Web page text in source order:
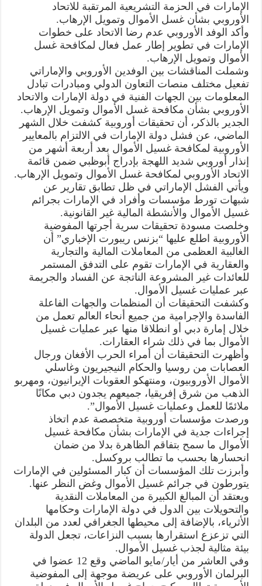
الإمارات في الحزمة التشريعية المرتقبة للاتحاد
الأوروبي بشأن غسل الأموال وتمويل الإرهاب.
وأكد الوفد الأوروبي عدم رضا الاتحاد على خطوات
الإمارات في تطوير إطار عمل فعال لمكافحة غسل
الأموال وتمويل الإرهاب.
وشملت المناقشات بين الوفدين الأوروبي والإماراتي
تفعيل مختلف منصات التعاون الدولي ومبادرات تبادل
المعلومات بين الجهات الفنية في دولة الإمارات والاتحاد
الأوروبي بشأن مكافحة غسل الأموال وتمويل الإرهاب.
الجدير بالذكر، أن تحقيقات أوروبية كشفت خلال الشهر
الماضي، عن فشل دولة الإمارات في الالتزام بالمعايير
الأوروبية لمكافحة غسيل الأموال بعد أربعة أشهر من
إنذار أوروبي شديد اللهجة بإدراج أبوظبي ضمن قائمة
الاتحاد الأوروبي لمكافحة غسل الأموال وتمويل الإرهاب.
ويأتي الفشل الإماراتي في ظل تطابق تقارير عن
شبهات تورط مؤسسات وأفراد في الإمارات بجرائم
غسيل الأموال والأنشطة المالية غير القانونية.
وخلصت مسودة تحقيقات سرية أجرتها المفوضية
الأوروبية اطلع عليها “بزنس ريبورت الإخباري” أن
الغالبية العظمى من المعاملات المالية والتجارية
والعقارية في الإمارات تقوم على التدفق المستمر
للعائدات غير المشروعة الناتجة عن الفساد والجريمة
عبر عمليات غسيل الأموال.
وكشفت التحقيقات أن المنظمات والجهات الفاعلة
الفاسدة والإجرامية من جميع أنحاء العالم تعمل من
خلال إمارة دبي أو انطلاقا منها عبر عمليات غسيل
الأموال بما في ذلك شراء العقارات.
وأظهرت التحقيقات أن أمراء الحرب الأفغان ورجال
العصابات من روسيا والحكام النيجيريون وغاسلي
الأموال الأوروبيون، ومنتهكو العقوبات الإيرانيون، ومهربو
الذهب من شرق إفريقيا، جميعهم يجدون دبي مكانًا
ملائمًا للعمل وعمليات غسيل الأموال”.
ورصدت مؤسسات أوروبية متخصصة عدم اتخاذ
إجراءات جدية في الإمارات بشأن مكافحة غسيل
الأموال ما سمح بتفاقم الظاهرة بدلا من ضمان
انحسارها بحسب ما تطالب بروكسل.
وأبرزت تلك المؤسسات أن كبار المسئولين في الإمارات
يتورطون في جرائم غسيل الأموال وغض النظر عنها.
ويعتقد أن المبالغ الكبيرة من المعاملات النقدية
والتحويلات بين الدول في دولة الإمارات وحكامها
الأثرياء، بالإضافة إلى محيطها الجغرافي لعدد من البلدان
التي تزعزع استقرارها بسبب النزاعات، تجعل الدولة
بيئة مثالية لجذب غسيل الأموال.
وفي العاشر من أيار/مايو الماضي وقع 12 عضوا في
البرلمان الأوروبي على عريضة موجهة إلى المفوضية